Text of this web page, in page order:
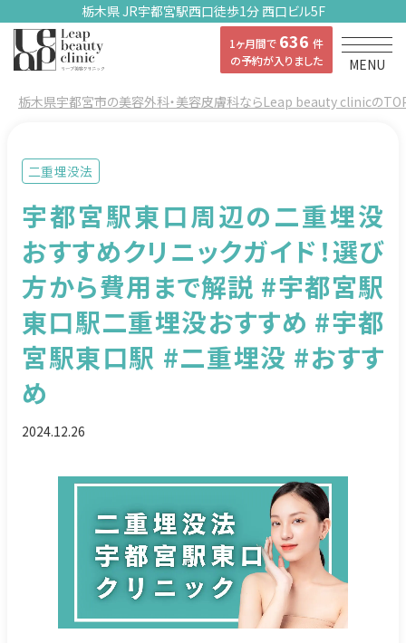
栃木県 JR宇都宮駅西口徒歩1分 西口ビル5F
1ヶ月間で 636 件
の予約が入りました
MENU
栃木県宇都宮市の美容外科・美容皮膚科ならLeap beauty clinicの
二重埋没法
宇都宮駅東口周辺の二重埋没
おすすめクリニックガイド！選び
方から費用まで解説 #宇都宮駅
東口駅二重埋没おすすめ #宇都
宮駅東口駅 #二重埋没 #おすす
め
2024.12.26